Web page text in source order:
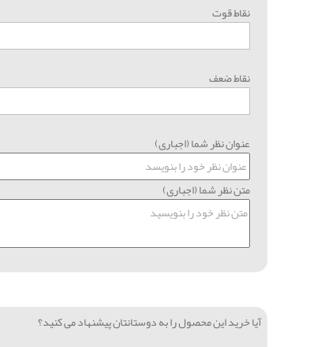
نقاط قوت
نقاط ضعف
عنوان نظر شما (اجباری)
متن نظر شما (اجباری)
آیا خرید این محصول را به دوستانتان پیشنهاد می کنید؟